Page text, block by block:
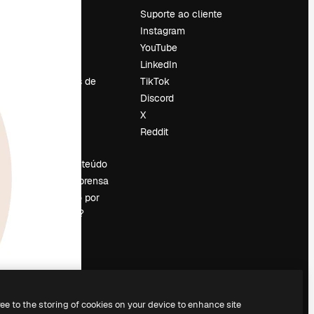
Tendências de
Vender conteúdo
Sala de imprensa
Procurando por
magnific.ai?
Suporte ao cliente
Instagram
YouTube
LinkedIn
TikTok
Discord
X
Reddit
to the storing of cookies on your device to enhance site